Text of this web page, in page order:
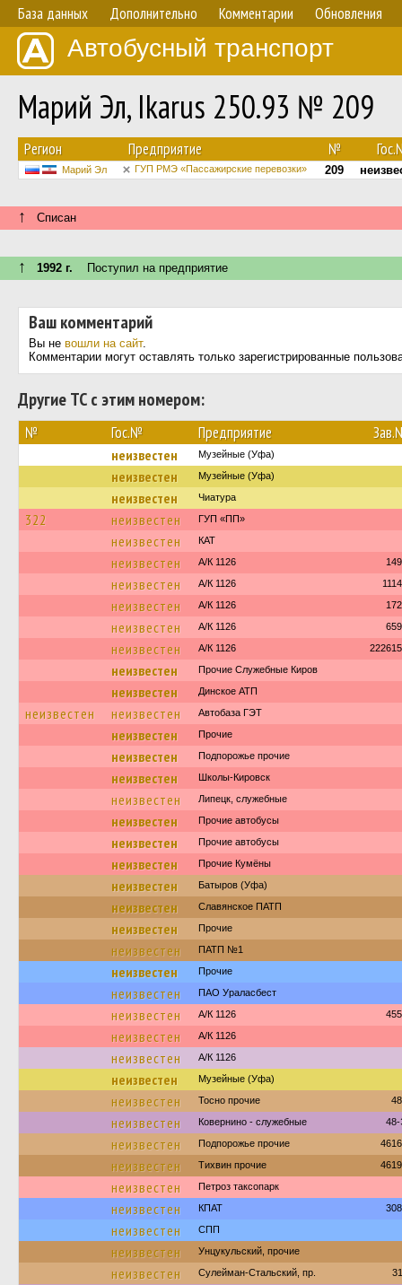
База данных Дополнительно Комментарии Обновления
Автобусный транспорт
Марий Эл, Ikarus 250.93 № 209
Регион Предприятие №
Марий Эл ГУП РМЭ «Пассажирские перевозки» 209
↑ Списан
↑ 1992 г. Поступил на предприятие
Ваш комментарий
Вы не вошли на сайт.
Комментарии могут оставлять только зарегистрированные
Другие ТС с этим номером:
№ Гос.№ Предприятие
неизвестен Музейные (Уфа)
неизвестен Музейные (Уфа)
неизвестен Чиатура
322 неизвестен ГУП «ПП»
неизвестен КАТ
неизвестен А/К 1126
неизвестен А/К 1126
неизвестен А/К 1126
неизвестен А/К 1126
неизвестен А/К 1126
неизвестен Прочие Служебные Киров
неизвестен Динское АТП
неизвестен неизвестен Автобаза ГЭТ
неизвестен Прочие
неизвестен Подпорожье прочие
неизвестен Школы-Кировск
неизвестен Липецк, служебные
неизвестен Прочие автобусы
неизвестен Прочие автобусы
неизвестен Прочие Кумёны
неизвестен Батыров (Уфа)
неизвестен Славянское ПАТП
неизвестен Прочие
неизвестен ПАТП №1
неизвестен Прочие
неизвестен ПАО Ураласбест
неизвестен А/К 1126
неизвестен А/К 1126
неизвестен А/К 1126
неизвестен Музейные (Уфа)
неизвестен Тосно прочие
неизвестен Ковернино - служебные
неизвестен Подпорожье прочие
неизвестен Тихвин прочие
неизвестен Петроз таксопарк
неизвестен КПАТ
неизвестен СПП
неизвестен Унцукульский, прочие
неизвестен Сулейман-Стальский, пр.